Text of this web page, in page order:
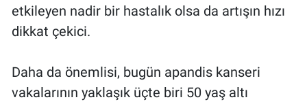
etkileyen nadir bir hastalık olsa da artışın hızı
dikkat çekici.
Daha da önemlisi, bugün apandis kanseri
vakalarının yaklaşık üçte biri 50 yaş altı